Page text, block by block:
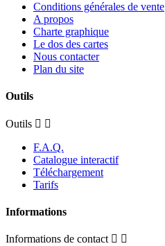
Conditions générales de vente
A propos
Charte graphique
Le dos des cartes
Nous contacter
Plan du site
Outils
Outils
F.A.Q.
Catalogue interactif
Téléchargement
Tarifs
Informations
Informations de contact